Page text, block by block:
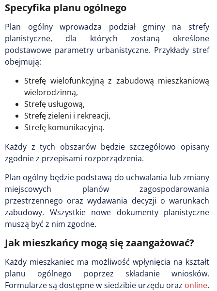
Specyfika planu ogólnego
Plan ogólny wprowadza podział gminy na strefy
planistyczne, dla których zostaną określone
podstawowe parametry urbanistyczne. Przykłady stref
obejmują:
Strefę wielofunkcyjną z zabudową mieszkaniową
wielorodzinną,
Strefę usługową,
Strefę zieleni i rekreacji,
Strefę komunikacyjną.
Każdy z tych obszarów będzie szczegółowo opisany
zgodnie z przepisami rozporządzenia.
Plan ogólny będzie podstawą do uchwalania lub zmiany
miejscowych planów zagospodarowania
przestrzennego oraz wydawania decyzji o warunkach
zabudowy. Wszystkie nowe dokumenty planistyczne
muszą być z nim zgodne.
Jak mieszkańcy mogą się zaangażować?
Każdy mieszkaniec ma możliwość wpłynięcia na kształt
planu ogólnego poprzez składanie wniosków.
Formularze są dostępne w siedzibie urzędu oraz online.